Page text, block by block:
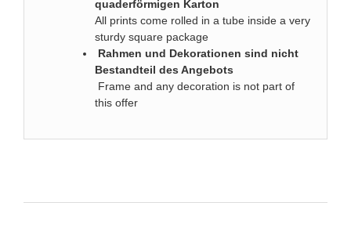
quaderförmigen Karton
All prints come rolled in a tube inside a very
sturdy square package
Rahmen und Dekorationen sind nicht
Bestandteil des Angebots
Frame and any decoration is not part of
this offer